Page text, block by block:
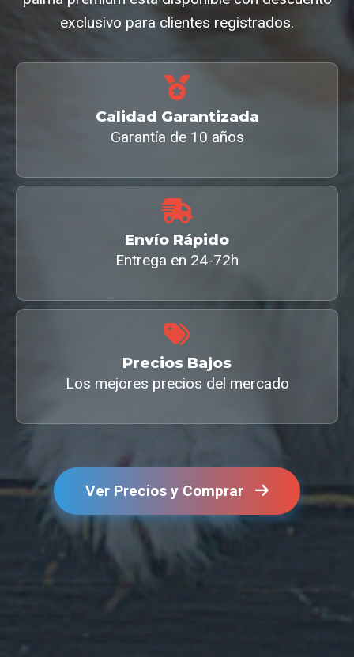
exclusivo para clientes registrados.
Calidad Garantizada
Garantía de 10 años
Envío Rápido
Entrega en 24-72h
Precios Bajos
Los mejores precios del mercado
Ver Precios y Comprar